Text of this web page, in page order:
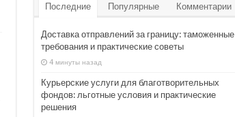
Последние Популярные Комментарии
Доставка отправлений за границу: таможенные
требования и практические советы
4 минуты назад
Курьерские услуги для благотворительных
фондов: льготные условия и практические
решения